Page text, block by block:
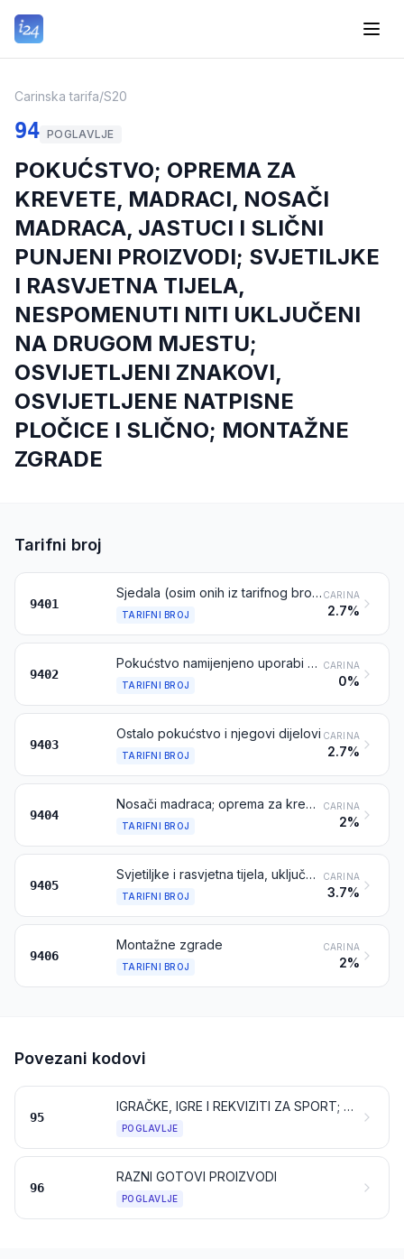
Carinska tarifa/S20
94 POGLAVLJE
POKUĆSTVO; OPREMA ZA
KREVETE, MADRACI, NOSAČI
MADRACA, JASTUCI I SLIČNI
PUNJENI PROIZVODI; SVJETILJKE
I RASVJETNA TIJELA,
NESPOMENUTI NITI UKLJUČENI
NA DRUGOM MJESTU;
OSVIJETLJENI ZNAKOVI,
OSVIJETLJENE NATPISNE
PLOČICE I SLIČNO; MONTAŽNE
ZGRADE
Tarifni broj
9401
Sjedala (osim onih iz tarifnog broja 9402), neovisno može li ih se pretvoriti u ležajeve ili ne, i njihovi dijelovi
TARIFNI BROJ
CARINA
2.7%
9402
Pokućstvo namijenjeno uporabi u medicini, kirurgiji, zubarstvu i veterini (npr. operacijski stolovi, stolovi za preglede, bolnički kreveti s mehaničkim uređajima, zubarski stolci); brijački stolici i slični stolci s mehanizmima za okretanje te za naginjanje i dizanje; dijelovi prethodno navedenih proizvoda
TARIFNI BROJ
CARINA
0%
9403
Ostalo pokućstvo i njegovi dijelovi
TARIFNI BROJ
CARINA
2.7%
9404
Nosači madraca; oprema za krevete i slični proizvodi (na primjer, madraci, popluni, perine, jastuci i jastučići) s oprugama ili punjeni bilo kojim materijalom ili od celularne gume ili plastične mase, neovisno jesu li presvučeni ili ne
TARIFNI BROJ
CARINA
2%
9405
Svjetiljke i rasvjetna tijela, uključujući reflektore, i njihovi dijelovi, nespomenuti niti uključeni na drugom mjestu; osvijetljeni znakovi, osvijetljene pločice s imenima i slično, opremljeni stalnim izvorom svjetlosti, i njihovi dijelovi, nespomenuti niti uključeni na drugom mjestu
TARIFNI BROJ
CARINA
3.7%
9406
Montažne zgrade
TARIFNI BROJ
CARINA
2%
Povezani kodovi
95
IGRAČKE, IGRE I REKVIZITI ZA SPORT; NJIHOVI DIJELOVI I PRIBOR
POGLAVLJE
96
RAZNI GOTOVI PROIZVODI
POGLAVLJE